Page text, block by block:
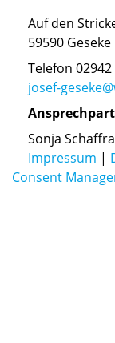
Auf den
59590 Geseke
Telefon 02942
josef-
Sonja
Impressum |
Consent